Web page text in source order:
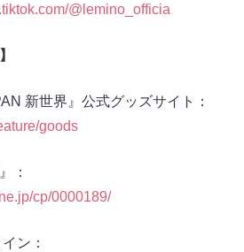
@lemino_officia
新世界』公式グッズサイト：
goods
：
cp/0000189/
ン：